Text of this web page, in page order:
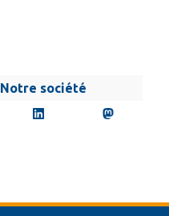
Notre société